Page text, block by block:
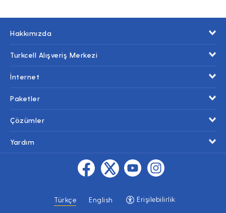
Hakkımızda
Turkcell Alışveriş Merkezi
İnternet
Paketler
Çözümler
Yardım
Türkçe English Erişilebilirlik